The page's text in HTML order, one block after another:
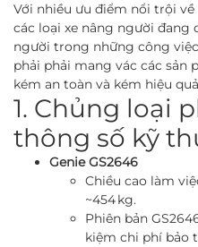
Với nhiều ưu điểm nổi trội
các loại xe nâng người đang
người trong những công
phải phải mang vác các sản
kém an toàn và kém hiệu
1. Chủng loại
thông số kỹ
Genie GS2646
Chiều cao làm
~454 kg.
Phiên bản
kiệm chi phí bảo